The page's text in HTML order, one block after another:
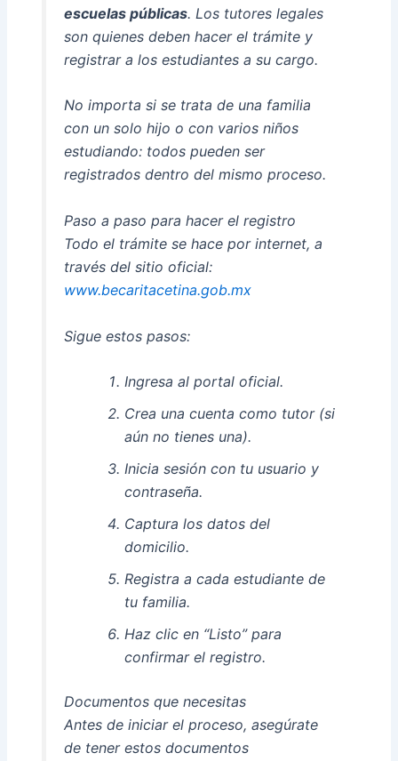
escuelas públicas. Los tutores legales
son quienes deben hacer el trámite y
registrar a los estudiantes a su cargo.
No importa si se trata de una familia
con un solo hijo o con varios niños
estudiando: todos pueden ser
registrados dentro del mismo proceso.
Paso a paso para hacer el registro
Todo el trámite se hace por internet, a
través del sitio oficial:
www.becaritacetina.gob.mx
Sigue estos pasos:
Ingresa al portal oficial.
Crea una cuenta como tutor (si
aún no tienes una).
Inicia sesión con tu usuario y
contraseña.
Captura los datos del
domicilio.
Registra a cada estudiante de
tu familia.
Haz clic en “Listo” para
confirmar el registro.
Documentos que necesitas
Antes de iniciar el proceso, asegúrate
de tener estos documentos